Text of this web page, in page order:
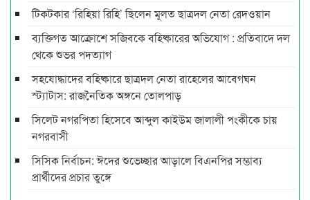
টিকটকার ‘রিহিয়া রিহি’ ছিলেন মূলত ছাত্রদল নেতা রেদওয়ান
ব্যক্তিগত আক্রোশে সজিবকে বহিষ্কারের অভিযোগ : প্রতিবাদে দল
থেকে শুভর পদত্যাগ
সহযোদ্ধাদের বহিষ্কারে ছাত্রদল নেতা রাহেলের আবেগঘন
স্ট্যাটাস: রাজনৈতিক অঙ্গনে তোলপাড়
সিলেট নগরপিতা হিসেবে আব্দুল কাইউম জালালী পংকীকে চায়
নগরবাসী
সিসিক নির্বাচন: ঈদের শুভেচ্ছার আড়ালে বিএনপির সম্ভাব্য
প্রার্থীদের প্রচার তুঙ্গে